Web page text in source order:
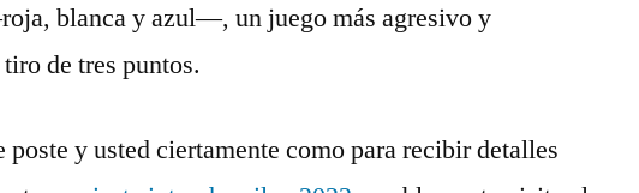
blanca y azul—, un juego más agresivo y
de tres puntos.
poste y usted ciertamente como para recibir detalles